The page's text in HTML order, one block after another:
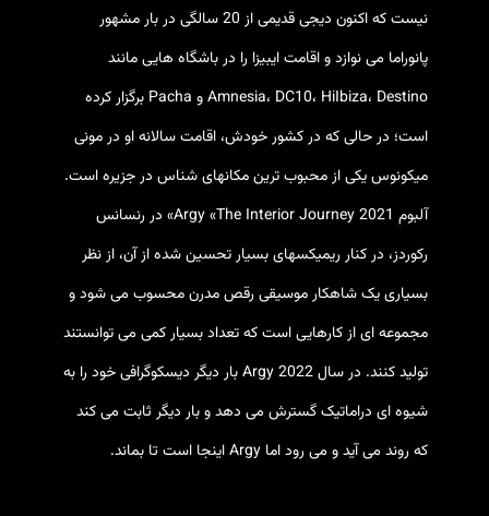
نیست که اکنون دیجی قدیمی از 20 سالگی در بار مشهور
پانوراما می نوازد و اقامت ایبیزا را در باشگاه هایی مانند
Amnesia، DC10، HiIbiza، Destino و Pacha برگزار کرده
است؛ در حالی که در کشور خودش، اقامت سالانه او در مونی
میکونوس یکی از محبوب ترین مکانهای شناس در جزیره است.
آلبوم 2021 Argy «The Interior Journey» در رنسانس
رکوردز، در کنار ریمیکسهای بسیار تحسین شده از آن، از نظر
بسیاری یک شاهکار موسیقی رقص مدرن محسوب می شود و
مجموعه ای از کارهایی است که تعداد بسیار کمی می توانستند
تولید کنند. در سال 2022 Argy بار دیگر دیسکوگرافی خود را به
شیوه ای دراماتیک گسترش می دهد و بار دیگر ثابت می کند
که روند می آید و می رود اما Argy اینجا است تا بماند.